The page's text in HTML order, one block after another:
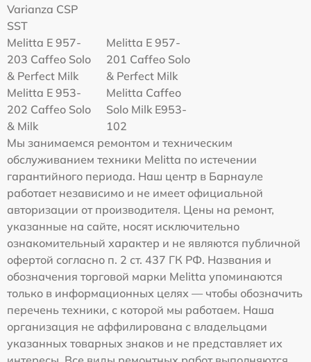
Varianza CSP
SST
Melitta E 957-
203 Caffeo Solo
& Perfect Milk
Melitta E 957-
201 Caffeo Solo
& Perfect Milk
Melitta Е 953-
202 Caffeo Solo
& Milk
Melitta Caffeo
Solo Milk E953-
102
Мы занимаемся ремонтом и техническим
обслуживанием техники Melitta по истечении
гарантийного периода. Наш центр в Барнауле
работает независимо и не имеет официальной
авторизации от производителя. Цены на ремонт,
указанные на сайте, носят исключительно
ознакомительный характер и не являются публичной
офертой согласно п. 2 ст. 437 ГК РФ. Названия и
обозначения торговой марки Melitta упоминаются
только в информационных целях — чтобы обозначить
перечень техники, с которой мы работаем. Наша
организация не аффилирована с владельцами
указанных товарных знаков и не представляет их